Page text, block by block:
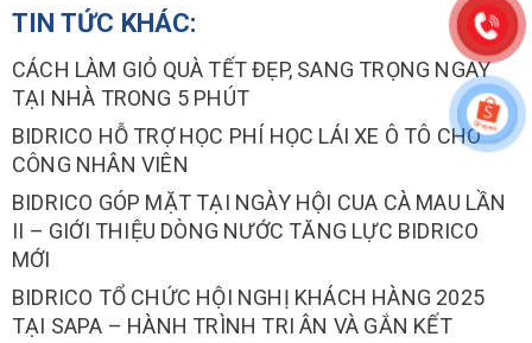
TIN TỨC KHÁC:
CÁCH LÀM GIỎ QUÀ TẾT ĐẸP, SANG TRỌNG NGAY
TẠI NHÀ TRONG 5 PHÚT
BIDRICO HỖ TRỢ HỌC PHÍ HỌC LÁI XE Ô TÔ CHO
CÔNG NHÂN VIÊN
BIDRICO GÓP MẶT TẠI NGÀY HỘI CUA CÀ MAU LẦN
II – GIỚI THIỆU DÒNG NƯỚC TĂNG LỰC BIDRICO
MỚI
BIDRICO TỔ CHỨC HỘI NGHỊ KHÁCH HÀNG 2025
TẠI SAPA – HÀNH TRÌNH TRI ÂN VÀ GẮN KẾT